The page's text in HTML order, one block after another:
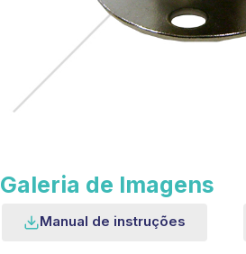
Galeria de Imagens
Manual de instruções